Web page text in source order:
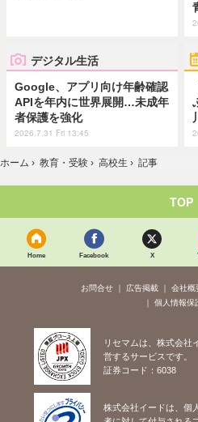
デジタル生活
Google、アプリ向け年齢確認
APIを年内に世界展開…未成年
者保護を強化
2026.7.31 Fri 13:45
ホーム › 教育・受験 › 高校生 › 記事
TOP
Home Facebook X
お問合せ 広告掲載 会社概
個人情報保
リセマムは、株式会社
営するサービスです。
証券コード：6038
株式会社イードは、個